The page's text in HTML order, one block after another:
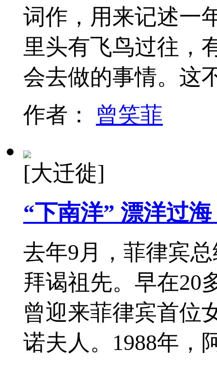
词作，用来记述一
里头有飞鸟过往，
会去做的事情。
作者： 曾笑菲
[大迁徙]
“下南洋” 漂洋过
去年9月，菲律宾
拜谒祖先。早在20
曾迎来菲律宾首位
诺夫人。1988年